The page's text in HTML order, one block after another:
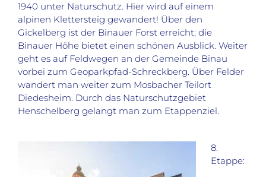
1940 unter Naturschutz. Hier wird auf einem
alpinen Klettersteig gewandert! Über den
Gickelberg ist der Binauer Forst erreicht; die
Binauer Höhe bietet einen schönen Ausblick. Weiter
geht es auf Feldwegen an der Gemeinde Binau
vorbei zum Geoparkpfad-Schreckberg. Über Felder
wandert man weiter zum Mosbacher Teilort
Diedesheim. Durch das Naturschutzgebiet
Henschelberg gelangt man zum Etappenziel.
8.
Etappe: